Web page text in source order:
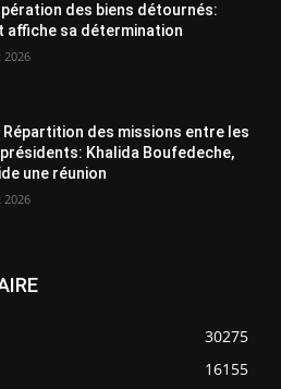
des biens détournés:
affiche sa détermination
2026
Répartition des missions entre les
Khalida Boufedeche,
une réunion
2026
30275
16155